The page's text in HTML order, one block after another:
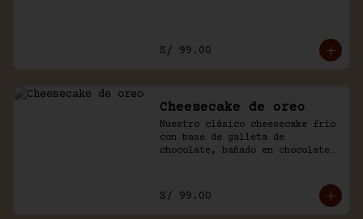
S/ 99.00
Cheesecake de oreo
Nuestro clásico cheesecake frio
con base de galleta de
chocolate, bañado en chocolate
S/ 99.00